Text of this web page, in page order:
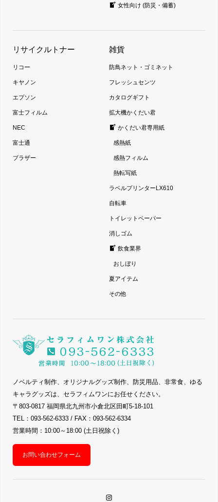
女性向け (防災・備蓄)
リサイクルトナー
リコー
キヤノン
エプソン
富士フィルム
NEC
富士通
ブラザー
雑貨
防鳥ネット・ゴミネット
フレッシュセンツ
カタログギフト
拡大機かくだい君
かくだい君専用紙
感熱紙
感熱フィルム
熱転写紙
ラベルプリンターLX610
自転車
トイレットペーパー
消しゴム
飲食業界
おしぼり
夏アイテム
その他
ノベルティ制作、オリジナルグッズ制作、防災用品、非常食、ゆる
キャラグッズは、セラフィムワンにお任せください。
〒803-0817 福岡県北九州市小倉北区田町5-18-101
TEL：093-562-6333 / FAX：093-562-6334
営業時間：10:00～18:00 (土日祝除く)
お問い合わせフォーム